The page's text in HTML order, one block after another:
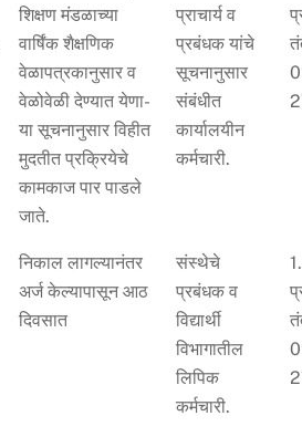
शिक्षण मंडळाच्या
वार्षिंक शैक्षणिक
वेळापत्रकानुसार व
वेळोवेळी देण्यात येणा-
या सूचनानुसार विहीत
मुदतीत प्रक्रियेचे
कामकाज पार पाडले
जाते.
प्राचार्य व
प्रबंधक यांचे
सूचनानुसार
संबंधीत
कार्यालयीन
कर्मचारी.
निकाल लागल्यानंतर
अर्ज केल्यापासून आठ
दिवसात
संस्थेचे
प्रबंधक व
विद्यार्थी
विभागातील
लिपिक
कर्मचारी.